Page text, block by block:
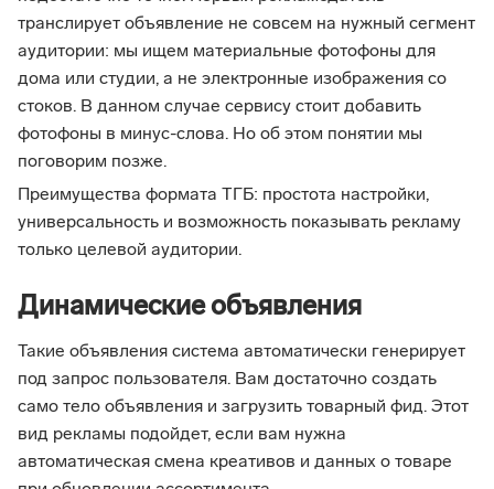
транслирует объявление не совсем на нужный сегмент
аудитории: мы ищем материальные фотофоны для
дома или студии, а не электронные изображения со
стоков. В данном случае сервису стоит добавить
фотофоны в минус-слова. Но об этом понятии мы
поговорим позже.
Преимущества формата ТГБ: простота настройки,
универсальность и возможность показывать рекламу
только целевой аудитории.
Динамические объявления
Такие объявления система автоматически генерирует
под запрос пользователя. Вам достаточно создать
само тело объявления и загрузить товарный фид. Этот
вид рекламы подойдет, если вам нужна
автоматическая смена креативов и данных о товаре